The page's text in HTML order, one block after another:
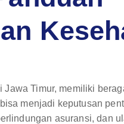
Jawa Timur, memiliki
menjadi keputusan
asuransi, dan